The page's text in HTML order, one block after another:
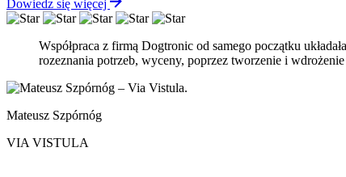
Dowiedz się więcej
Współpraca z firmą Dogtronic od samego początku
rozeznania potrzeb, wyceny, poprzez tworzenie i
Mateusz Szpórnóg
VIA VISTULA